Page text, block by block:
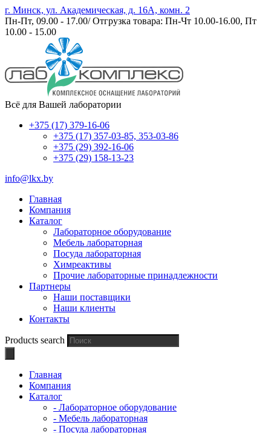
г. Минск, ул. Академическая, д. 16А, комн. 2
Пн-Пт, 09.00 - 17.00/ Отгрузка товара: Пн-Чт 10.00-16.00, Пт
10.00 - 15.00
Всё для Вашей лаборатории
+375 (17) 379-16-06
+375 (17) 357-03-85, 353-03-86
+375 (29) 392-16-06
+375 (29) 158-13-23
info@lkx.by
Главная
Компания
Каталог
Лабораторное оборудование
Мебель лабораторная
Посуда лабораторная
Химреактивы
Прочие лабораторные принадлежности
Партнеры
Наши поставщики
Наши клиенты
Контакты
Products search
Главная
Компания
Каталог
- Лабораторное оборудование
- Мебель лабораторная
- Посуда лабораторная